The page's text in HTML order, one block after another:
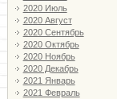
2020 Июль
2020 Август
2020 Сентябрь
2020 Октябрь
2020 Ноябрь
2020 Декабрь
2021 Январь
2021 Февраль